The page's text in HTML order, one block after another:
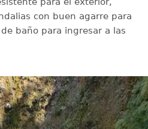
con buen agarre para
baño para ingresar a las